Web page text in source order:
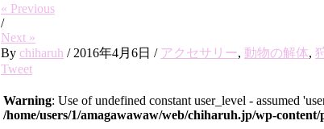
« Previous
/
Next »
By chiharuh / 2016年4月6日 / アクセサリー, 動物の解体,
Tweet
Warning: Use of undefined constant user_level - assumed
/home/users/1/amagawawaw/web/chiharuh.jp/wp-